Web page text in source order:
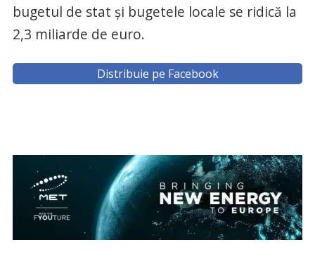
bugetul de stat şi bugetele locale se ridică la
2,3 miliarde de euro.
Distribuie pe Facebook